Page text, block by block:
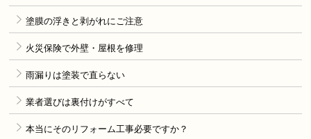
塗膜の浮きと剥がれにご注意
火災保険で外壁・屋根を修理
雨漏りは塗装で直らない
業者選びは裏付けがすべて
本当にそのリフォーム工事必要ですか？